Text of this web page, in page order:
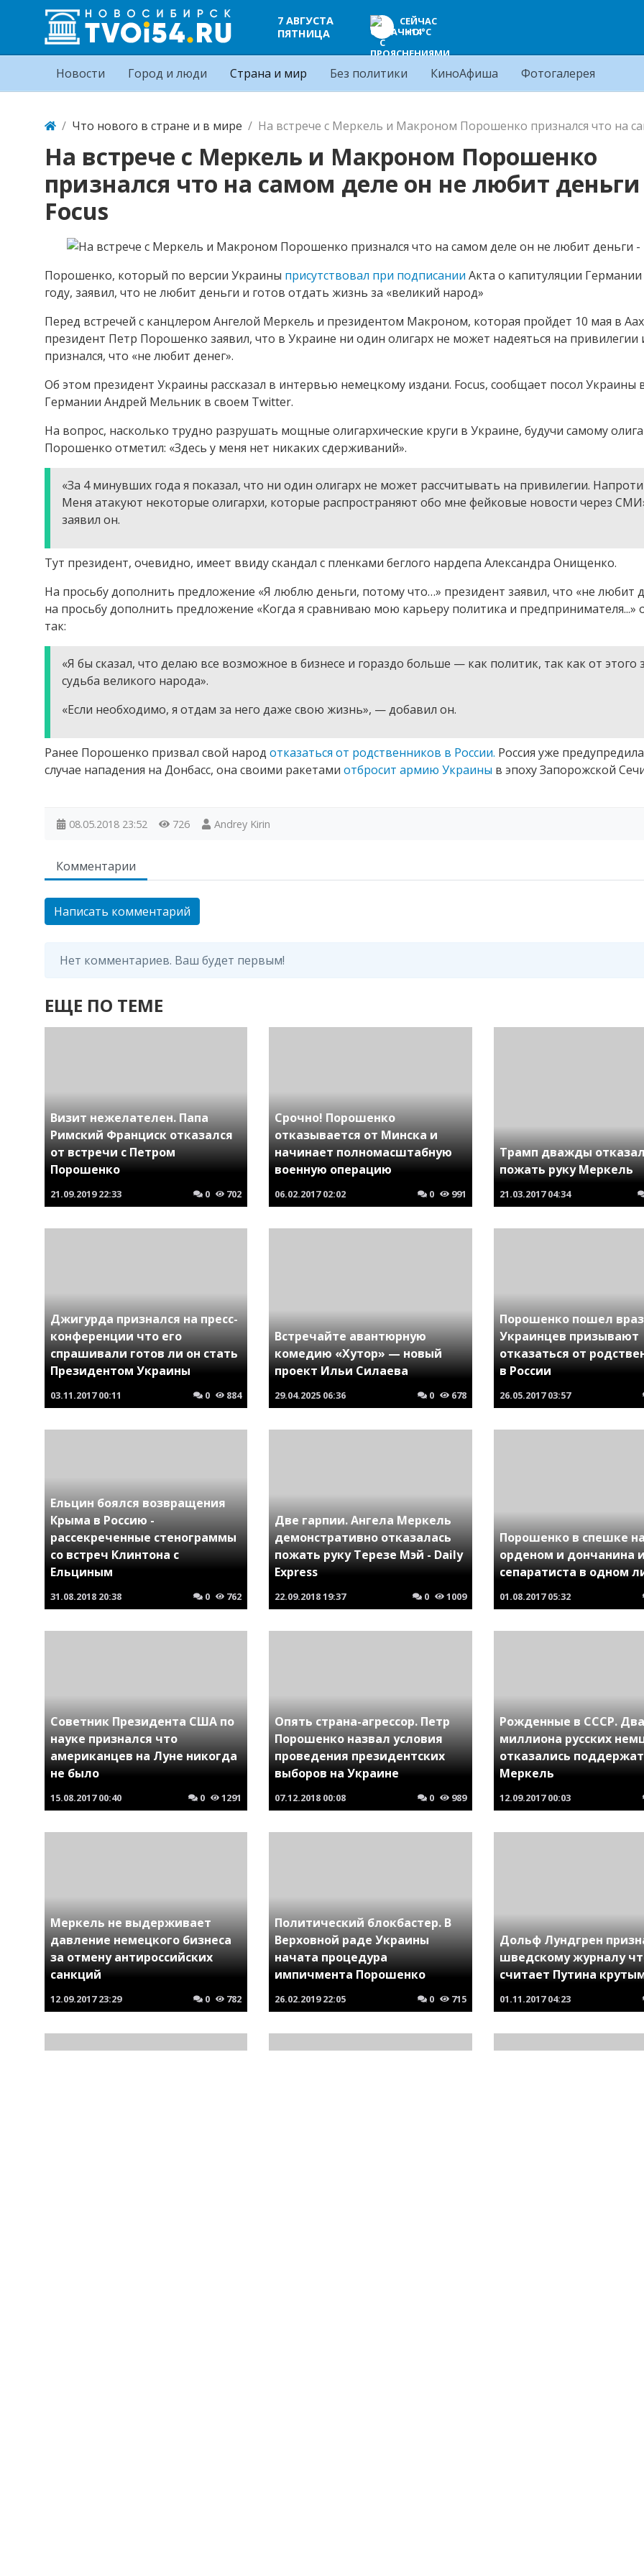
7 АВГУСТА
ПЯТНИЦА
СЕЙЧАС
+14°C
Новости Город и люди Страна и мир Без политики КиноАфиша Фотогалерея
Что нового в стране и в мире На встрече с Меркель и Макроном Порошенко признался что на
На встрече с Меркель и Макроном Порошенко
признался что на самом деле он не любит деньги
Focus
Порошенко, который по версии Украины присутствовал при подписании Акта о капитуляции Германии
году, заявил, что не любит деньги и готов отдать жизнь за «великий народ»
Перед встречей с канцлером Ангелой Меркель и президентом Макроном, которая пройдет 10 мая в
президент Петр Порошенко заявил, что в Украине ни один олигарх не может надеяться на привилегии
признался, что «не любит денег».
Об этом президент Украины рассказал в интервью немецкому издани. Focus, сообщает посол Украины
Германии Андрей Мельник в своем Twitter.
На вопрос, насколько трудно разрушать мощные олигархические круги в Украине, будучи самому
Порошенко отметил: «Здесь у меня нет никаких сдерживаний».
«За 4 минувших года я показал, что ни один олигарх не может рассчитывать на привилегии.
Меня атакуют некоторые олигархи, которые распространяют обо мне фейковые новости через
заявил он.
Тут президент, очевидно, имеет ввиду скандал с пленками беглого нардепа Александра Онищенко.
На просьбу дополнить предложение «Я люблю деньги, потому что…» президент заявил, что «не любит
на просьбу дополнить предложение «Когда я сравниваю мою карьеру политика и предпринимателя...»
так:
«Я бы сказал, что делаю все возможное в бизнесе и гораздо больше — как политик, так как от этого
судьба великого народа».
«Если необходимо, я отдам за него даже свою жизнь», — добавил он.
Ранее Порошенко призвал свой народ отказаться от родственников в России. Россия уже
случае нападения на Донбасс, она своими ракетами отбросит армию Украины в эпоху Запорожской
08.05.2018 23:52 726 Andrey Kirin
Комментарии
Написать комментарий
Нет комментариев. Ваш будет первым!
ЕЩЕ ПО ТЕМЕ
Визит нежелателен. Папа
Римский Франциск отказался
от встречи с Петром
Порошенко
21.09.2019 22:33 0 702
Срочно! Порошенко
отказывается от Минска и
начинает полномасштабную
военную операцию
06.02.201702:02 0 991
Трамп дважды
пожать руку Меркель
21.03.2017 04:34
Джигурда признался на пресс-
конференции что его
спрашивали готов ли он стать
Президентом Украины
03.11.2017 00:11 0 884
Встречайте авантюрную
комедию «Хутор» — новый
проект Ильи Силаева
29.04.2025 06:36 0 678
Порошенко пошел
Украинцев призывают
отказаться от
в России
26.05.2017 03:57
Ельцин боялся возвращения
Крыма в Россию -
рассекреченные стенограммы
со встреч Клинтона с
Ельциным
31.08.2018 20:38 0 762
Две гарпии. Ангела Меркель
демонстративно отказалась
пожать руку Терезе Мэй - Daily
Express
22.09.201819:37 0 1009
Порошенко в спешке
орденом и дончанина
сепаратиста в одном
01.08.2017 05:32
Советник Президента США по
науке признался что
американцев на Луне никогда
не было
15.08.2017 00:40 0 1291
Опять страна-агрессор. Петр
Порошенко назвал условия
проведения президентских
выборов на Украине
07.12.2018 00:08 0 989
Рожденные в СССР. Два
миллиона русских
отказались
Меркель
12.09.2017 00:03
Меркель не выдерживает
давление немецкого бизнеса
за отмену антироссийских
санкций
12.09.2017 23:29 0 782
Политический блокбастер. В
Верховной раде Украины
начата процедура
импичмента Порошенко
26.02.201922:05 0 715
Дольф Лундгрен
шведскому журналу
считает Путина
01.11.2017 04:23